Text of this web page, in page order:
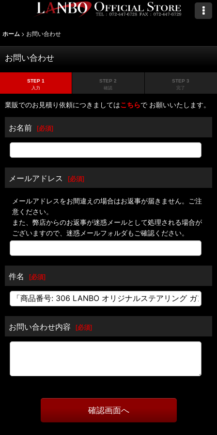
ホーム > お問い合わせ
お問い合わせ
STEP 1
入力
STEP 2
確認
STEP 3
完了
業販でのお見積り依頼につきましてはこちらで お願いいたします。
お名前 [必須]
メールアドレス [必須]
メールアドレスをお間違えの場合はお返事が届きません。ご注
意ください。
また、弊店からのお返事が迷惑メールとして処理される場合が
ございますので、迷惑メールフォルダもご確認ください。
件名 [必須]
お問い合わせ内容 [必須]
確認画面へ